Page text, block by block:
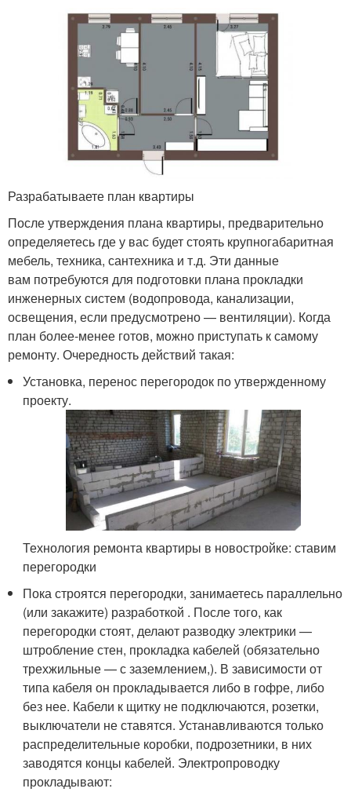
Разрабатываете план квартиры
После утверждения плана квартиры, предварительно
определяетесь где у вас будет стоять крупногабаритная
мебель, техника, сантехника и т.д. Эти данные
вам потребуются для подготовки плана прокладки
инженерных систем (водопровода, канализации,
освещения, если предусмотрено — вентиляции). Когда
план более-менее готов, можно приступать к самому
ремонту. Очередность действий такая:
Установка, перенос перегородок по утвержденному
проекту.
Технология ремонта квартиры в новостройке: ставим
перегородки
Пока строятся перегородки, занимаетесь параллельно
(или закажите) разработкой . После того, как
перегородки стоят, делают разводку электрики —
штробление стен, прокладка кабелей (обязательно
трехжильные — с заземлением,). В зависимости от
типа кабеля он прокладывается либо в гофре, либо
без нее. Кабели к щитку не подключаются, розетки,
выключатели не ставятся. Устанавливаются только
распределительные коробки, подрозетники, в них
заводятся концы кабелей. Электропроводку
прокладывают: